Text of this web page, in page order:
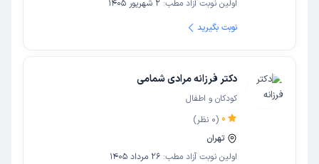
اولین نوبت آزاد مطب: 2 شهریور 1405
نوبت بگیرید
دکتر فرزانه مرادی شمامی
کودکان و اطفال
0
(
0 نظر)
تهران
اولین نوبت آزاد مطب: 26 مرداد 1405